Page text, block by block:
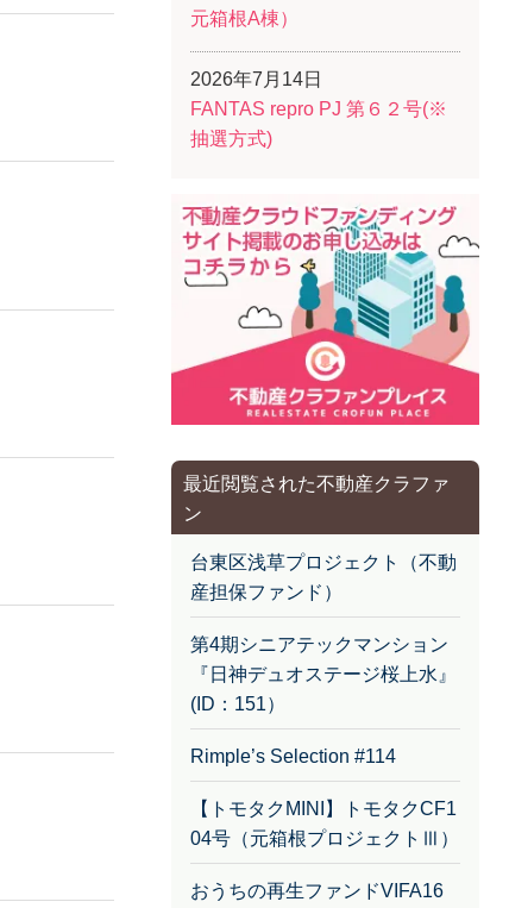
元箱根A棟）
2026年7月14日
FANTAS repro PJ 第６２号(※
抽選方式)
最近閲覧された不動産クラファ
ン
台東区浅草プロジェクト（不動
産担保ファンド）
第4期シニアテックマンション
『日神デュオステージ桜上水』
(ID：151）
Rimple’s Selection #114
【トモタクMINI】トモタクCF1
04号（元箱根プロジェクトⅢ）
おうちの再生ファンドVIFA16